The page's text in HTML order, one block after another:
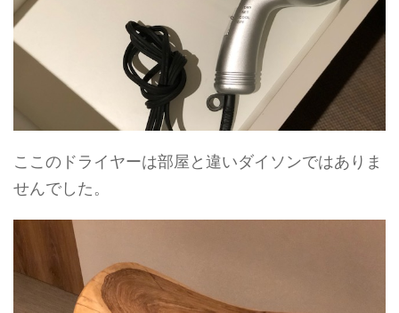
ここのドライヤーは部屋と違いダイソンではありま
せんでした。